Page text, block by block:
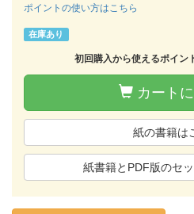
ポイントの使い方はこちら
在庫あり
初回購入から使えるポイン
カート
紙の書籍は
紙書籍とPDF版のセ